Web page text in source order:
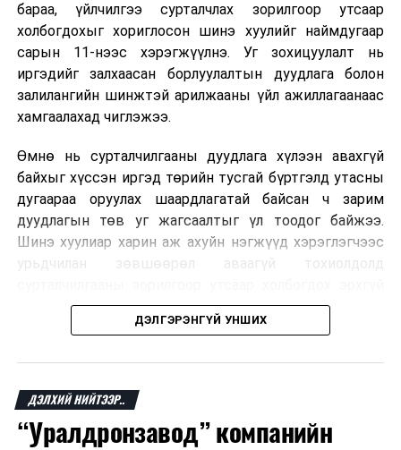
бараа, үйлчилгээ сурталчлах зорилгоор утсаар
холбогдохыг хориглосон шинэ хуулийг наймдугаар
сарын 11-нээс хэрэгжүүлнэ. Уг зохицуулалт нь
иргэдийг залхаасан борлуулалтын дуудлага болон
залилангийн шинжтэй арилжааны үйл ажиллагаанаас
хамгаалахад чиглэжээ.
Өмнө нь сурталчилгааны дуудлага хүлээн авахгүй
байхыг хүссэн иргэд төрийн тусгай бүртгэлд утасны
дугаараа оруулах шаардлагатай байсан ч зарим
дуудлагын төв уг жагсаалтыг үл тоодог байжээ.
Шинэ хуулиар харин аж ахуйн нэгжүүд хэрэглэгчээс
урьдчилан зөвшөөрөл аваагүй тохиолдолд
болно. Иргэн өгсөн зөвшөөрлөө хүссэн үедээ цуцлах
Францын эрх баригчдын тооцоолсноор тус улсын
иргэдийн дөрөвний гурав орчим нь долоо хоног бүр
дор хаяж нэг удаа хүсээгүй сурталчилгааны дуудлага
хүлээн авдаг бөгөөд олон хүн үүнээс ч олон
ДЭЛГЭРЭНГҮЙ УНШИХ
ДЭЛХИЙ НИЙТЭЭР..
“Уралдронзавод” компанийн